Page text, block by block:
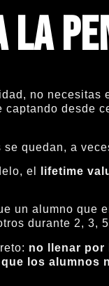
la
no necesitas
captando desde
se quedan, a
el
lifetime
un alumno que
durante 2, 3,
no llenar por
los alumnos